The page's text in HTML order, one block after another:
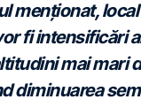
menționat,
fi intensificări
mai mari
diminuarea